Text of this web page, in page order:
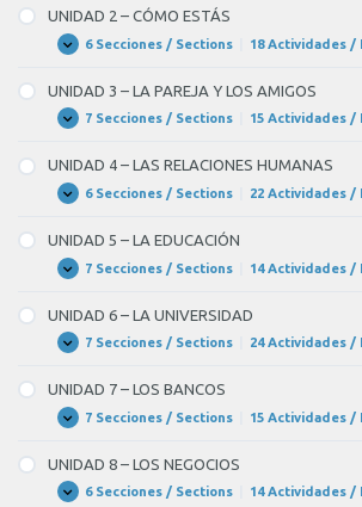
–
CÓMO
ERES
UNIDAD 2 – CÓMO ESTÁS
Expandir
UNIDAD
–
CÓMO
ESTÁS
6 Secciones / Sections 18 Actividades /
UNIDAD 3 – LA PAREJA Y LOS AMIGOS
Expandir
UNIDAD
–
LA
PAREJA
Y
AMIGOS
7 Secciones / Sections 15 Actividades /
UNIDAD 4 – LAS RELACIONES HUMANAS
Expandir
UNIDAD
–
LAS
RELACIONES
HUMANAS
6 Secciones / Sections 22 Actividades /
UNIDAD 5 – LA EDUCACIÓN
Expandir
UNIDAD
–
LA
EDUCACIÓN
7 Secciones / Sections 14 Actividades /
UNIDAD 6 – LA UNIVERSIDAD
Expandir
UNIDAD
–
LA
UNIVERSIDAD
7 Secciones / Sections 24 Actividades /
UNIDAD 7 – LOS BANCOS
Expandir
UNIDAD
–
LOS
BANCOS
7 Secciones / Sections 15 Actividades /
UNIDAD 8 – LOS NEGOCIOS
Expandir
UNIDAD6 Secciones / Sections 14 Actividades /